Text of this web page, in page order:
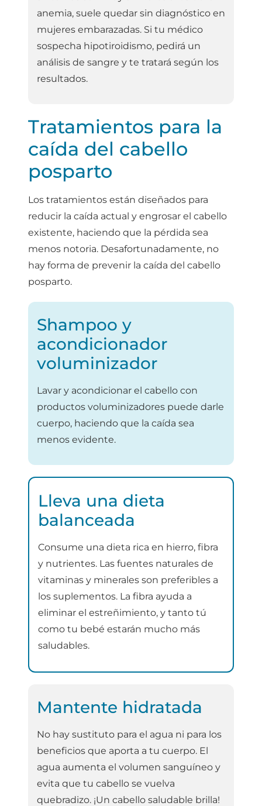
anemia, suele quedar sin diagnóstico en
mujeres embarazadas. Si tu médico
sospecha hipotiroidismo, pedirá un
análisis de sangre y te tratará según los
resultados.
Tratamientos para la
caída del cabello
posparto
Los tratamientos están diseñados para
reducir la caída actual y engrosar el cabello
existente, haciendo que la pérdida sea
menos notoria. Desafortunadamente, no
hay forma de prevenir la caída del cabello
posparto.
Shampoo y
acondicionador
voluminizador
Lavar y acondicionar el cabello con
productos voluminizadores puede darle
cuerpo, haciendo que la caída sea
menos evidente.
Lleva una dieta
balanceada
Consume una dieta rica en hierro, fibra
y nutrientes. Las fuentes naturales de
vitaminas y minerales son preferibles a
los suplementos. La fibra ayuda a
eliminar el estreñimiento, y tanto tú
como tu bebé estarán mucho más
saludables.
Mantente hidratada
No hay sustituto para el agua ni para los
beneficios que aporta a tu cuerpo. El
agua aumenta el volumen sanguíneo y
evita que tu cabello se vuelva
quebradizo. ¡Un cabello saludable brilla!